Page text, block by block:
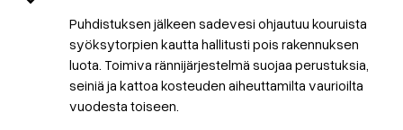
Puhdistuksen jälkeen sadevesi ohjautuu kouruista
syöksytorpien kautta hallitusti pois rakennuksen
luota. Toimiva rännijärjestelmä suojaa perustuksia,
seiniä ja kattoa kosteuden aiheuttamilta vaurioilta
vuodesta toiseen.